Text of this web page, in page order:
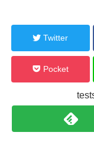
Twitter
Pocket